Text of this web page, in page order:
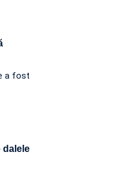
a fost
dalele